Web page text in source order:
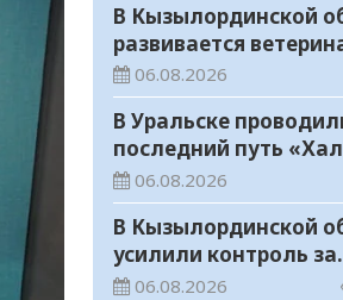
В Кызылординской
развивается
отрасль
06.08.2026
В Уральске
последний путь
Қаһарманы» Ивана
Степановича Гапича
06.08.2026
В Кызылординской
усилили контроль за
финансовой
06.08.2026